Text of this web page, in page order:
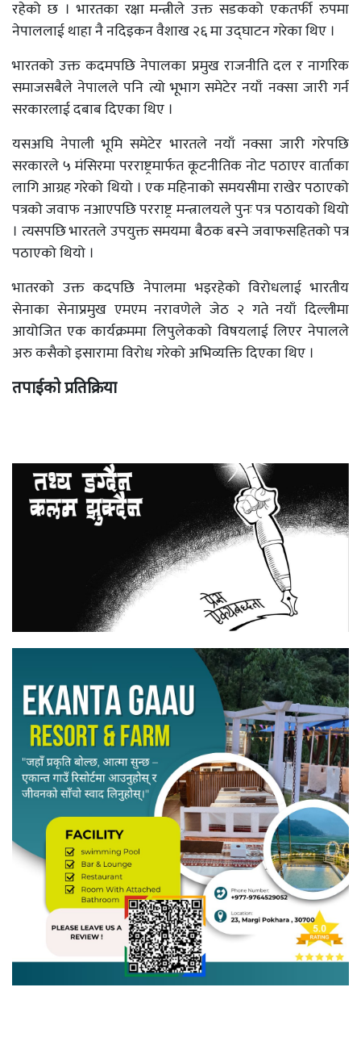
रहेको छ । भारतका रक्षा मन्त्रीले उक्त सडकको एकतर्फी रुपमा
नेपाललाई थाहा नै नदिइकन वैशाख २६ मा उद्घाटन गरेका थिए ।
भारतको उक्त कदमपछि नेपालका प्रमुख राजनीति दल र नागरिक
समाजसबैले नेपालले पनि त्यो भूभाग समेटेर नयाँ नक्सा जारी गर्न
सरकारलाई दबाब दिएका थिए ।
यसअघि नेपाली भूमि समेटेर भारतले नयाँ नक्सा जारी गरेपछि
सरकारले ५ मंसिरमा परराष्ट्रमार्फत कूटनीतिक नोट पठाएर वार्ताका
लागि आग्रह गरेको थियो । एक महिनाको समयसीमा राखेर पठाएको
पत्रको जवाफ नआएपछि परराष्ट्र मन्त्रालयले पुनः पत्र पठायको थियो
। त्यसपछि भारतले उपयुक्त समयमा बैठक बस्ने जवाफसहितको पत्र
पठाएको थियो ।
भातरको उक्त कदपछि नेपालमा भइरहेको विरोधलाई भारतीय
सेनाका सेनाप्रमुख एमएम नरावणेले जेठ २ गते नयाँ दिल्लीमा
आयोजित एक कार्यक्रममा लिपुलेकको विषयलाई लिएर नेपालले
अरु कसैको इसारामा विरोध गरेको अभिव्यक्ति दिएका थिए ।
तपाईको प्रतिक्रिया